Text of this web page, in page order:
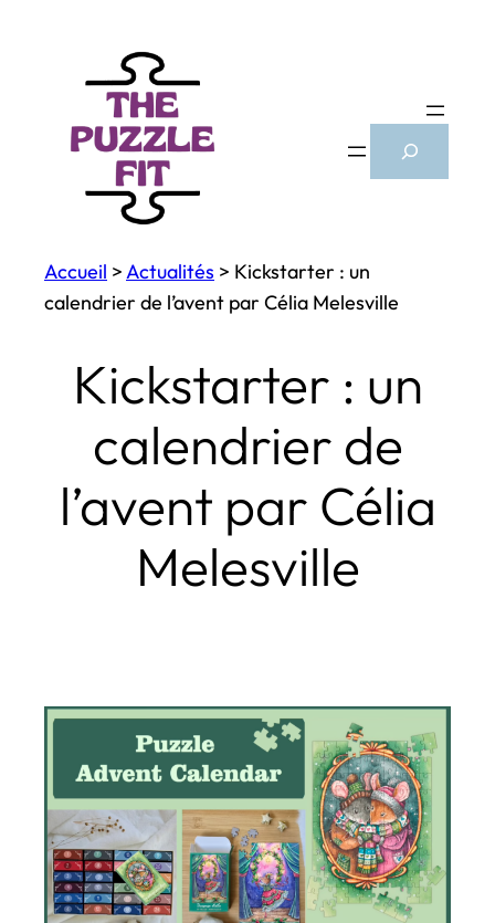
Search
Accueil >Actualités > Kickstarter : un
calendrier de l’avent par Célia Melesville
Kickstarter : un
calendrier de
l’avent par Célia
Melesville